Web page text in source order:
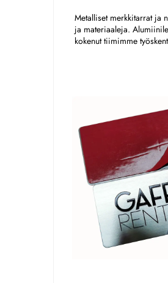
Metalliset merkkitarrat ja
ja materiaaleja.
kokenut tiimimme